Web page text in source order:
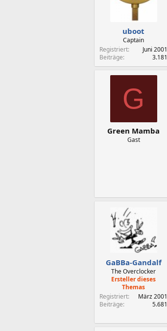
uboot
Captain
Registriert
Juni 2001
Beiträge
3.181
G
Green Mamba
Gast
GaBBa-Gandalf
The Overclocker
Ersteller dieses
Themas
Registriert
März 2001
Beiträge
5.681